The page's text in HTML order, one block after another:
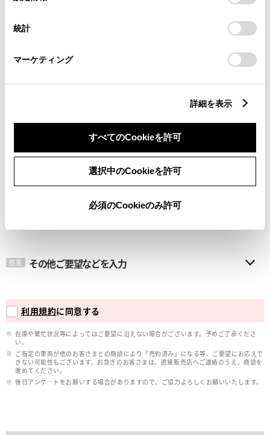
意したことになります。Cookie(クッキー)のオプトアウト、
設定の変更、同意を撤回したりするにあたっては、当社の
「Cookie（クッキー）情報の取り扱いについて
」をご覧くだ
統計
マーケティング
詳細を表示
すべてのCookieを許可
選択中のCookieを許可
必須のCookieのみ許可
メールアドレス
任意 その他ご要望などを入力
利用規約に同意する
在庫や繁忙状況等によってはご要望に沿えない場合がございます。予めご了承くださ
い。
ご指定の車両が他のお客さまとの商談により「売約済み」になる等、ご要望にお応えで
きない可能性もございます。お急ぎのお客さまは、直接販売店へご連絡のうえ、商談を
進めてください。
後日アンケ―トをお願いする場合がありますので、ご協力よろしくお願いいたします。